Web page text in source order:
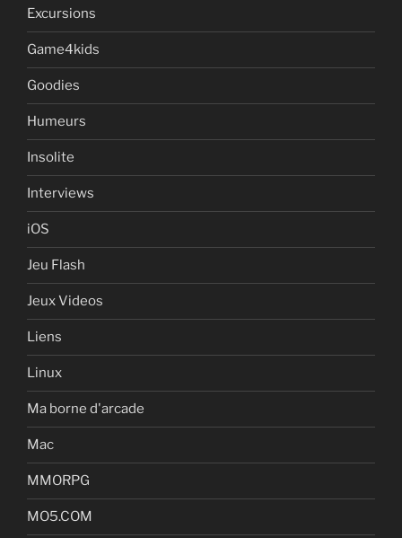
Excursions
Game4kids
Goodies
Humeurs
Insolite
Interviews
iOS
Jeu Flash
Jeux Videos
Liens
Linux
Ma borne d'arcade
Mac
MMORPG
MO5.COM